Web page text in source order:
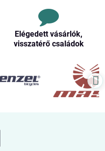
Elégedett vásárlók,
visszatérő családok